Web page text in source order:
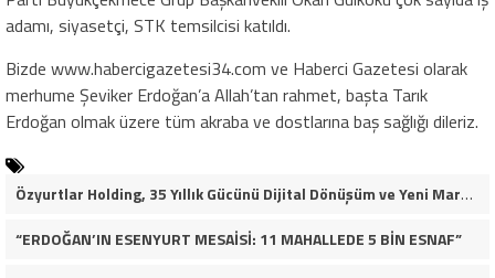
adamı, siyasetçi, STK temsilcisi katıldı.
Bizde www.habercigazetesi34.com ve Haberci Gazetesi olarak
merhume Şeviker Erdoğan’a Allah’tan rahmet, başta Tarık
Erdoğan olmak üzere tüm akraba ve dostlarına baş sağlığı dileriz.
Özyurtlar Holding, 35 Yıllık Gücünü Dijital Dönüşüm ve Yeni Marka Stratejisiyle Geleceğe Taşıyor
“ERDOĞAN’IN ESENYURT MESAİSİ: 11 MAHALLEDE 5 BİN ESNAF”